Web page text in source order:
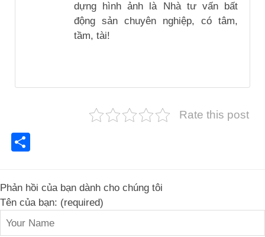
dựng hình ảnh là Nhà tư vấn bất
động sản chuyên nghiệp, có tâm,
tầm, tài!
Rate this post
Phản hồi của bạn dành cho chúng tôi
Tên của bạn: (required)